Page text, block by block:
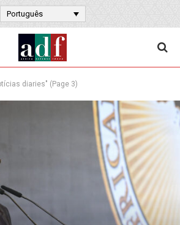
Português
diaries" (Page 3)